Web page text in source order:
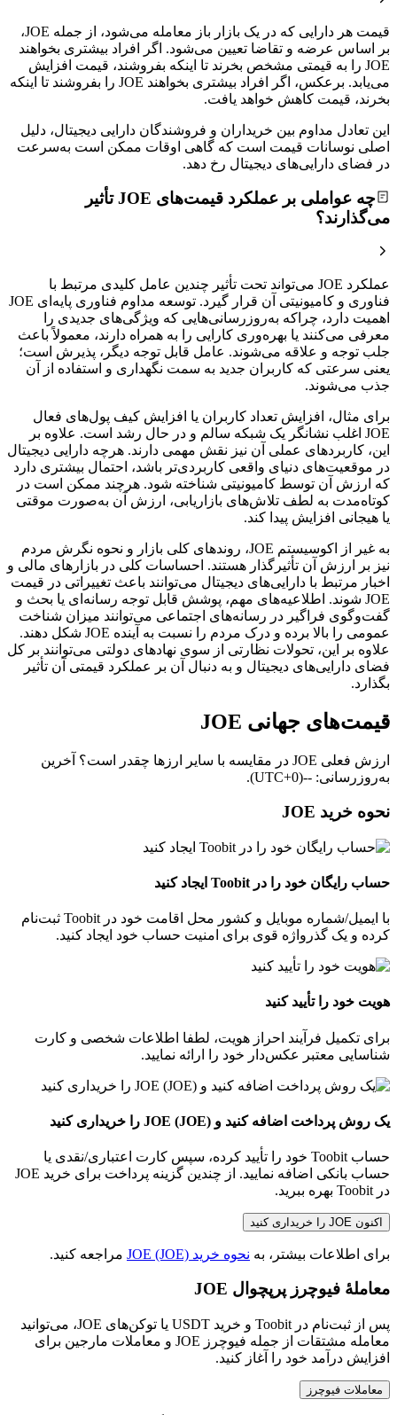
قیمت هر دارایی که در یک بازار باز معامله می‌شود، از جمله JOE،
بر اساس عرضه و تقاضا تعیین می‌شود. اگر افراد بیشتری بخواهند
JOE را به قیمتی مشخص بخرند تا اینکه بفروشند، قیمت افزایش
می‌یابد. برعکس، اگر افراد بیشتری بخواهند JOE را بفروشند تا اینکه
بخرند، قیمت کاهش خواهد یافت.
این تعادل مداوم بین خریداران و فروشندگان دارایی دیجیتال، دلیل
اصلی نوسانات قیمت است که گاهی اوقات ممکن است به‌سرعت
در فضای دارایی‌های دیجیتال رخ دهد.
چه عواملی بر عملکرد قیمت‌های JOE تأثیر
می‌گذارند؟
عملکرد JOE می‌تواند تحت تأثیر چندین عامل کلیدی مرتبط با
فناوری و کامیونیتی آن قرار گیرد. توسعه مداوم فناوری پایه‌ای JOE
اهمیت دارد، چراکه به‌روزرسانی‌هایی که ویژگی‌های جدیدی را
معرفی می‌کنند یا بهره‌وری کارایی را به همراه دارند، معمولاً باعث
جلب توجه و علاقه‌ می‌شوند. عامل قابل توجه دیگر، پذیرش است؛
یعنی سرعتی که کاربران جدید به سمت نگهداری و استفاده از آن
جذب می‌شوند.
برای مثال، افزایش تعداد کاربران یا افزایش کیف پول‌های فعال
JOE اغلب نشانگر یک شبکه سالم و در حال رشد است. علاوه بر
این، کاربردهای عملی آن نیز نقش مهمی دارند. هرچه دارایی دیجیتال
در موقعیت‌های دنیای واقعی کاربردی‌تر باشد، احتمال بیشتری دارد
که ارزش آن توسط کامیونیتی شناخته شود. هرچند ممکن است در
کوتاه‌مدت به لطف تلاش‌های بازاریابی، ارزش آن به‌صورت موقتی
یا هیجانی افزایش پیدا کند.
به غیر از اکوسیستم JOE، روندهای کلی بازار و نحوه نگرش مردم
نیز بر ارزش آن تأثیرگذار هستند. احساسات کلی در بازارهای مالی و
اخبار مرتبط با دارایی‌های دیجیتال می‌توانند باعث تغییراتی در قیمت
JOE شوند. اطلاعیه‌های مهم، پوشش قابل توجه رسانه‌ای یا بحث و
گفت‌وگوی فراگیر در رسانه‌های اجتماعی می‌توانند میزان شناخت
عمومی را بالا برده و درک مردم را نسبت به آینده JOE شکل دهند.
علاوه بر این، تحولات نظارتی از سوی نهادهای دولتی می‌توانند بر کل
فضای دارایی‌های دیجیتال و به‌ دنبال آن بر عملکرد قیمتی آن تأثیر
بگذارد.
قیمت‌های جهانی JOE
ارزش فعلی JOE در مقایسه با سایر ارزها چقدر است؟ آخرین
به‌روزرسانی: --(UTC+0).
نحوه خرید JOE
حساب رایگان خود را در Toobit ایجاد کنید
با ایمیل/شماره موبایل و کشور محل اقامت خود در Toobit ثبت‌نام
کرده و یک گذرواژه قوی برای امنیت حساب خود ایجاد کنید.
هویت خود را تأیید کنید
برای تکمیل فرآیند احراز هویت، لطفا اطلاعات شخصی و کارت
شناسایی معتبر عکس‌دار خود را ارائه نمایید.
یک روش پرداخت اضافه کنید و JOE (JOE) را خریداری کنید
حساب Toobit خود را تأیید کرده، سپس کارت اعتباری/نقدی یا
حساب بانکی اضافه نمایید. از چندین گزینه پرداخت برای خرید JOE
در Toobit بهره ببرید.
اکنون JOE را خریداری کنید
برای اطلاعات بیشتر، به نحوه خرید JOE (JOE) مراجعه کنید.
معاملهٔ فیوچرز پرپچوال JOE
پس از ثبت‌نام در Toobit و خرید USDT یا توکن‌های JOE، می‌توانید
معامله مشتقات از جمله فیوچرز JOE و معاملات مارجین برای
افزایش درآمد خود را آغاز کنید.
معاملات فیوچرز